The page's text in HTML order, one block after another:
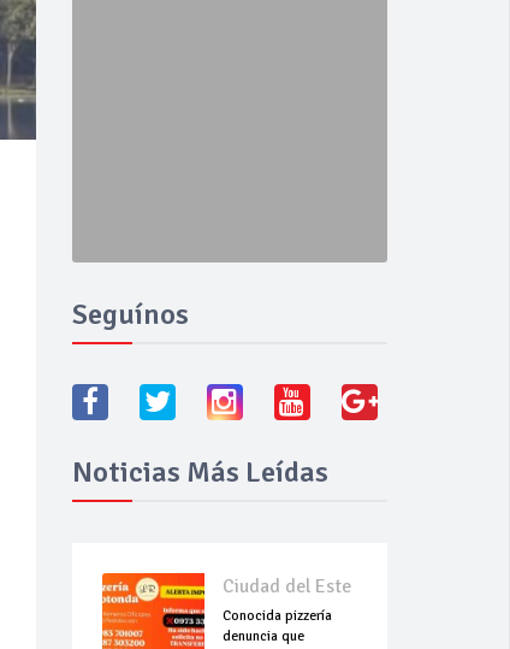
Seguínos
Noticias Más Leídas
Ciudad del Este
Conocida pizzería
denuncia que